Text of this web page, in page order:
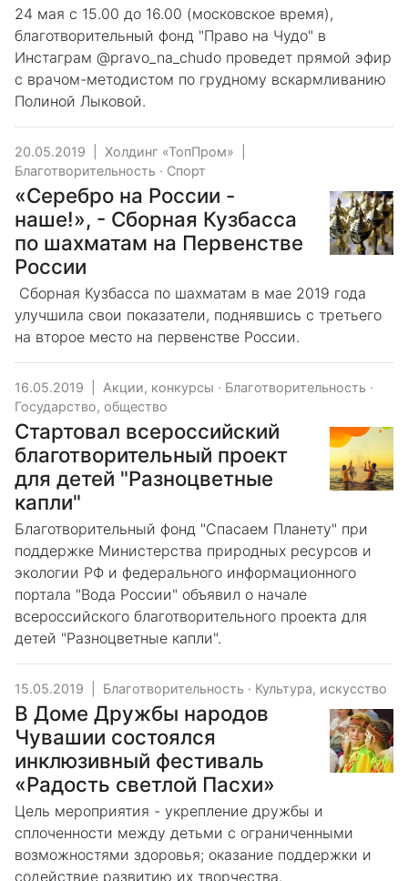
24 мая с 15.00 до 16.00 (московское время),
благотворительный фонд "Право на Чудо" в
Инстаграм @pravo_na_chudo проведет прямой эфир
с врачом-методистом по грудному вскармливанию
Полиной Лыковой.
20.05.2019 Холдинг «ТопПром»
Благотворительность · Спорт
«Серебро на России -
наше!», - Сборная Кузбасса
по шахматам на Первенстве
России
Сборная Кузбасса по шахматам в мае 2019 года
улучшила свои показатели, поднявшись с третьего
на второе место на первенстве России.
16.05.2019 Акции, конкурсы · Благотворительность ·
Государство, общество
Стартовал всероссийский
благотворительный проект
для детей "Разноцветные
капли"
Благотворительный фонд "Спасаем Планету" при
поддержке Министерства природных ресурсов и
экологии РФ и федерального информационного
портала "Вода России" объявил о начале
всероссийского благотворительного проекта для
детей "Разноцветные капли".
15.05.2019 Благотворительность · Культура, искусство
В Доме Дружбы народов
Чувашии состоялся
инклюзивный фестиваль
«Радость светлой Пасхи»
Цель мероприятия - укрепление дружбы и
сплоченности между детьми с ограниченными
возможностями здоровья; оказание поддержки и
содействие развитию их творчества.